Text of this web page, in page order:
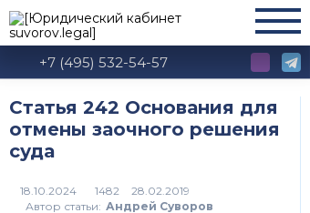
+7 (495) 532-54-57
Статья 242 Основания для
отмены заочного решения
суда
1482
Автор статьи: Андрей Суворов